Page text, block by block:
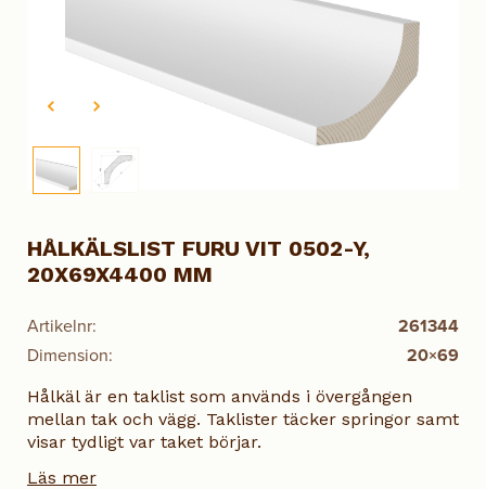
Artikelnr:
261344
Dimension:
20×69
HÅLKÄLSLIST FURU VIT 0502-Y,
20X69X4400 MM
Hålkäl är en taklist som används i övergången
mellan tak och vägg. Taklister täcker springor samt
visar tydligt var taket börjar.
Läs mer